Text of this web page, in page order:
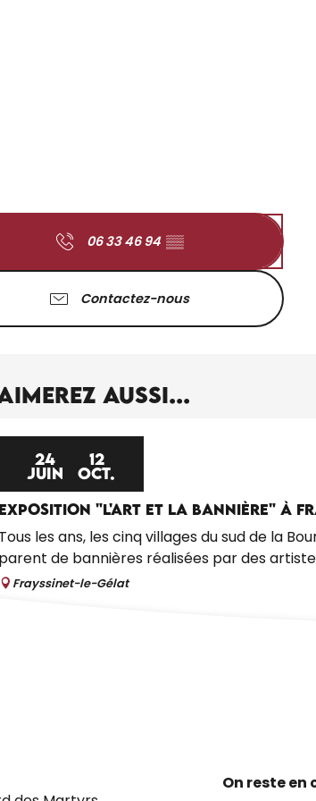
06 33 46 94 ▒▒
Contactez-nous
aussi...
24
JUIN
12
OCT.
EXPOSITION "L'ART ET LA BANNIÈRE" À
Tous les ans, les cinq villages du sud de la
parent de bannières réalisées par des
Frayssinet-le-Gélat
On reste en